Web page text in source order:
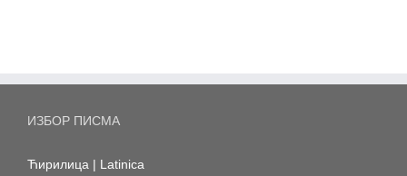
ИЗБОР ПИСМА
Ћирилица | Latinica